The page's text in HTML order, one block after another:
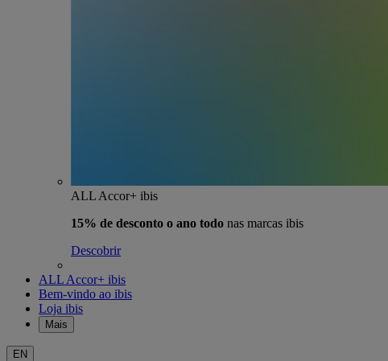
ALL Accor+ ibis
15% de desconto o ano todo nas marcas ibis
Descobrir
ALL Accor+ ibis
Bem-vindo ao ibis
Loja ibis
Mais
EN